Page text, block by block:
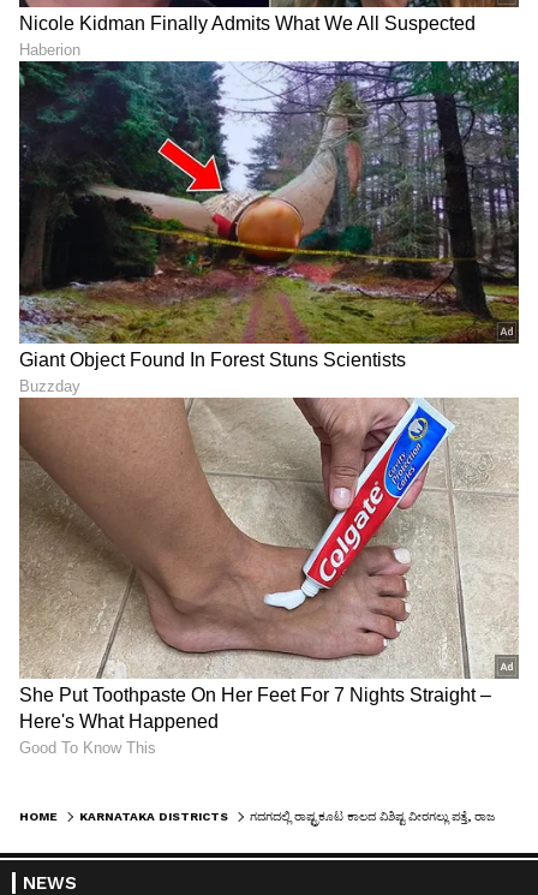
HOME KARNATAKA DISTRICTS
NEWS